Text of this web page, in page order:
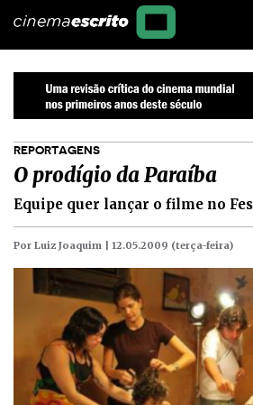
REPORTAGENS
O prodígio da Paraíba
Equipe quer lançar o filme no
Por Luiz Joaquim | 12.05.2009 (terça-feira)